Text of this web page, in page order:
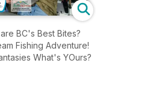
BC's Best Bites?
Fishing Adventure!
What's YOurs?